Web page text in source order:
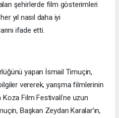
şehirlerde film gösterimleri
yıl nasıl daha iyi
ifade etti.
yapan İsmail Timuçin,
vererek, yarışma filmlerinin
Koza Film Festivali’ne uzun
Başkan Zeydan Karalar’ın,